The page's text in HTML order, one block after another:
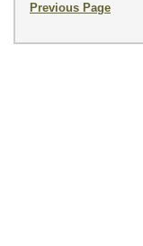
Previous Page